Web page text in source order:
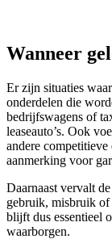
Wanneer
Er zijn situaties
onderdelen die
bedrijfswagens of
leaseauto’s. Ook
andere
aanmerking voor
Daarnaast vervalt
gebruik, misbruik of
blijft dus essentieel
waarborgen.